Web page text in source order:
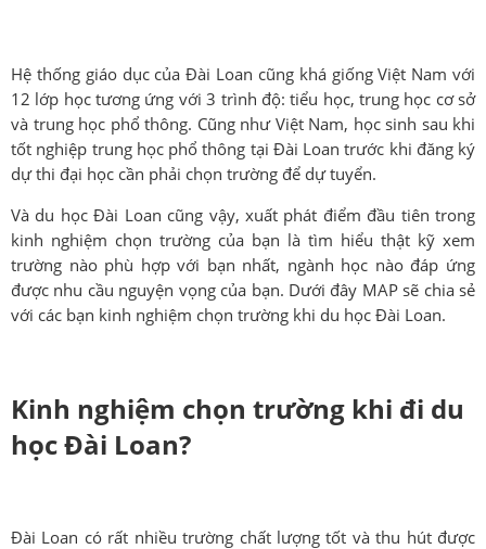
Hệ thống giáo dục của Đài Loan cũng khá giống Việt Nam với
12 lớp học tương ứng với 3 trình độ: tiểu học, trung học cơ sở
và trung học phổ thông. Cũng như Việt Nam, học sinh sau khi
tốt nghiệp trung học phổ thông tại Đài Loan trước khi đăng ký
dự thi đại học cần phải chọn trường để dự tuyển.
Và du học Đài Loan cũng vậy, xuất phát điểm đầu tiên trong
kinh nghiệm chọn trường của bạn là tìm hiểu thật kỹ xem
trường nào phù hợp với bạn nhất, ngành học nào đáp ứng
được nhu cầu nguyện vọng của bạn. Dưới đây MAP sẽ chia sẻ
với các bạn kinh nghiệm chọn trường khi du học Đài Loan.
Kinh nghiệm chọn trường khi đi du
học Đài Loan?
Đài Loan có rất nhiều trường chất lượng tốt và thu hút được